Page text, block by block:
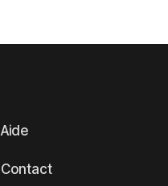
Aide
Contact